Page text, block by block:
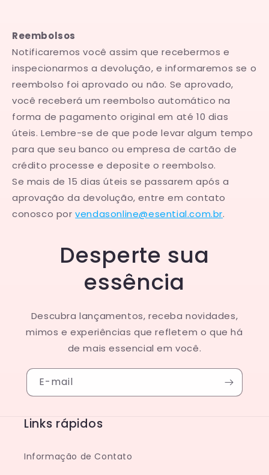
Reembolsos
Notificaremos você assim que recebermos e
inspecionarmos a devolução, e informaremos se o
reembolso foi aprovado ou não. Se aprovado,
você receberá um reembolso automático na
forma de pagamento original em até 10 dias
úteis. Lembre-se de que pode levar algum tempo
para que seu banco ou empresa de cartão de
crédito processe e deposite o reembolso.
Se mais de 15 dias úteis se passarem após a
aprovação da devolução, entre em contato
conosco porvendasonline@esential.com.br.
Desperte sua
essência
Descubra lançamentos, receba novidades,
mimos e experiências que refletem o que há
de mais essencial em você.
E-mail
Links rápidos
Informação de Contato